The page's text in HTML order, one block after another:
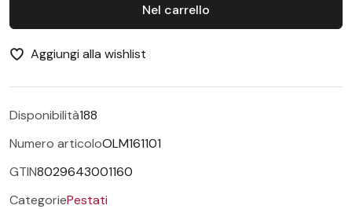
Nel carrello
Aggiungi alla wishlist
Disponibilità188
Numero articoloOLM161101
GTIN8029643001160
CategoriePestati